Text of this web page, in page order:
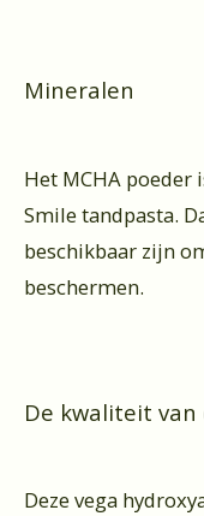
Mineralen
Het MCHA poeder
Smile tandpasta.
beschikbaar zijn
beschermen.
De kwaliteit
Deze vega